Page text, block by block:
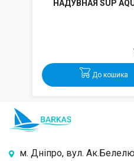
НАДУВНАЯ SUP
До кошика
м. Дніпро, вул.